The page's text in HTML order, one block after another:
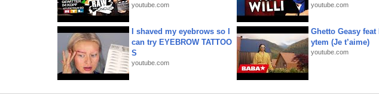
youtube.com youtube.com
I shaved my eyebrows so I
can try EYEBROW TATTOO
S
youtube.com
Ghetto Geasy feat
ytem (Je t’aime)
youtube.com